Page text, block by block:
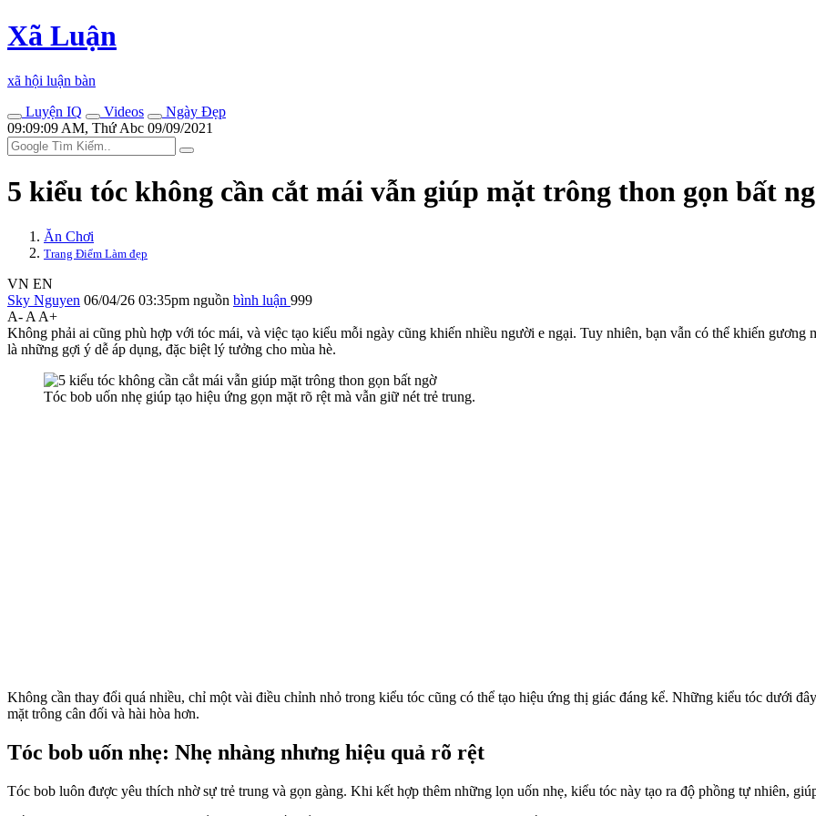
Xã Luận
xã hội luận bàn
Luyện IQ
Videos
Ngày Đẹp
09:09:09 AM, Thứ Abc 09/09/2021
5 kiểu tóc không cần cắt mái vẫn giúp mặt trông thon gọn bất
Ăn Chơi
Trang Điểm Làm đẹp
VN EN
Sky Nguyen 06/04/26 03:35pm nguồn bình luận 999
A- A A+
Không phải ai cũng phù hợp với tóc mái, và việc tạo kiểu mỗi ngày cũng khiến nhiều người e ngại. Tuy nhiên, bạn vẫn có thể khiến
là những gợi ý dễ áp dụng, đặc biệt lý tưởng cho mùa hè.
Tóc bob uốn nhẹ giúp tạo hiệu ứng gọn mặt rõ rệt mà vẫn giữ nét trẻ trung.
Không cần thay đổi quá nhiều, chỉ một vài điều chỉnh nhỏ trong kiểu tóc cũng có thể tạo hiệu ứng thị giác đáng kể. Những kiểu tóc dưới
mặt trông cân đối và hài hòa hơn.
Tóc bob uốn nhẹ: Nhẹ nhàng nhưng hiệu quả rõ rệt
Tóc bob luôn được yêu thích nhờ sự trẻ trung và gọn gàng. Khi kết hợp thêm những lọn uốn nhẹ, kiểu tóc này tạo ra độ phồng tự nhiên,